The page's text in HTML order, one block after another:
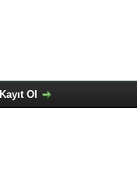
Kayıt Ol